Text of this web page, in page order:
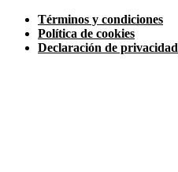
Términos y condiciones
Política de cookies
Declaración de privacidad